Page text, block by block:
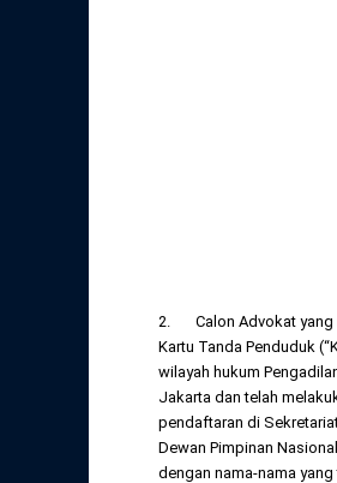
2. Calon Advokat yang
Kartu Tanda Penduduk
wilayah hukum
Jakarta dan telah
pendaftaran di
Dewan Pimpinan Nasional
dengan nama-nama yang